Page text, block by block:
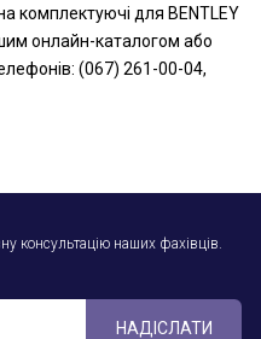
комплектуючі для BENTLEY
онлайн-каталогом або
(067) 261-00-04,
консультацію наших фахівців.
НАДІСЛАТИ